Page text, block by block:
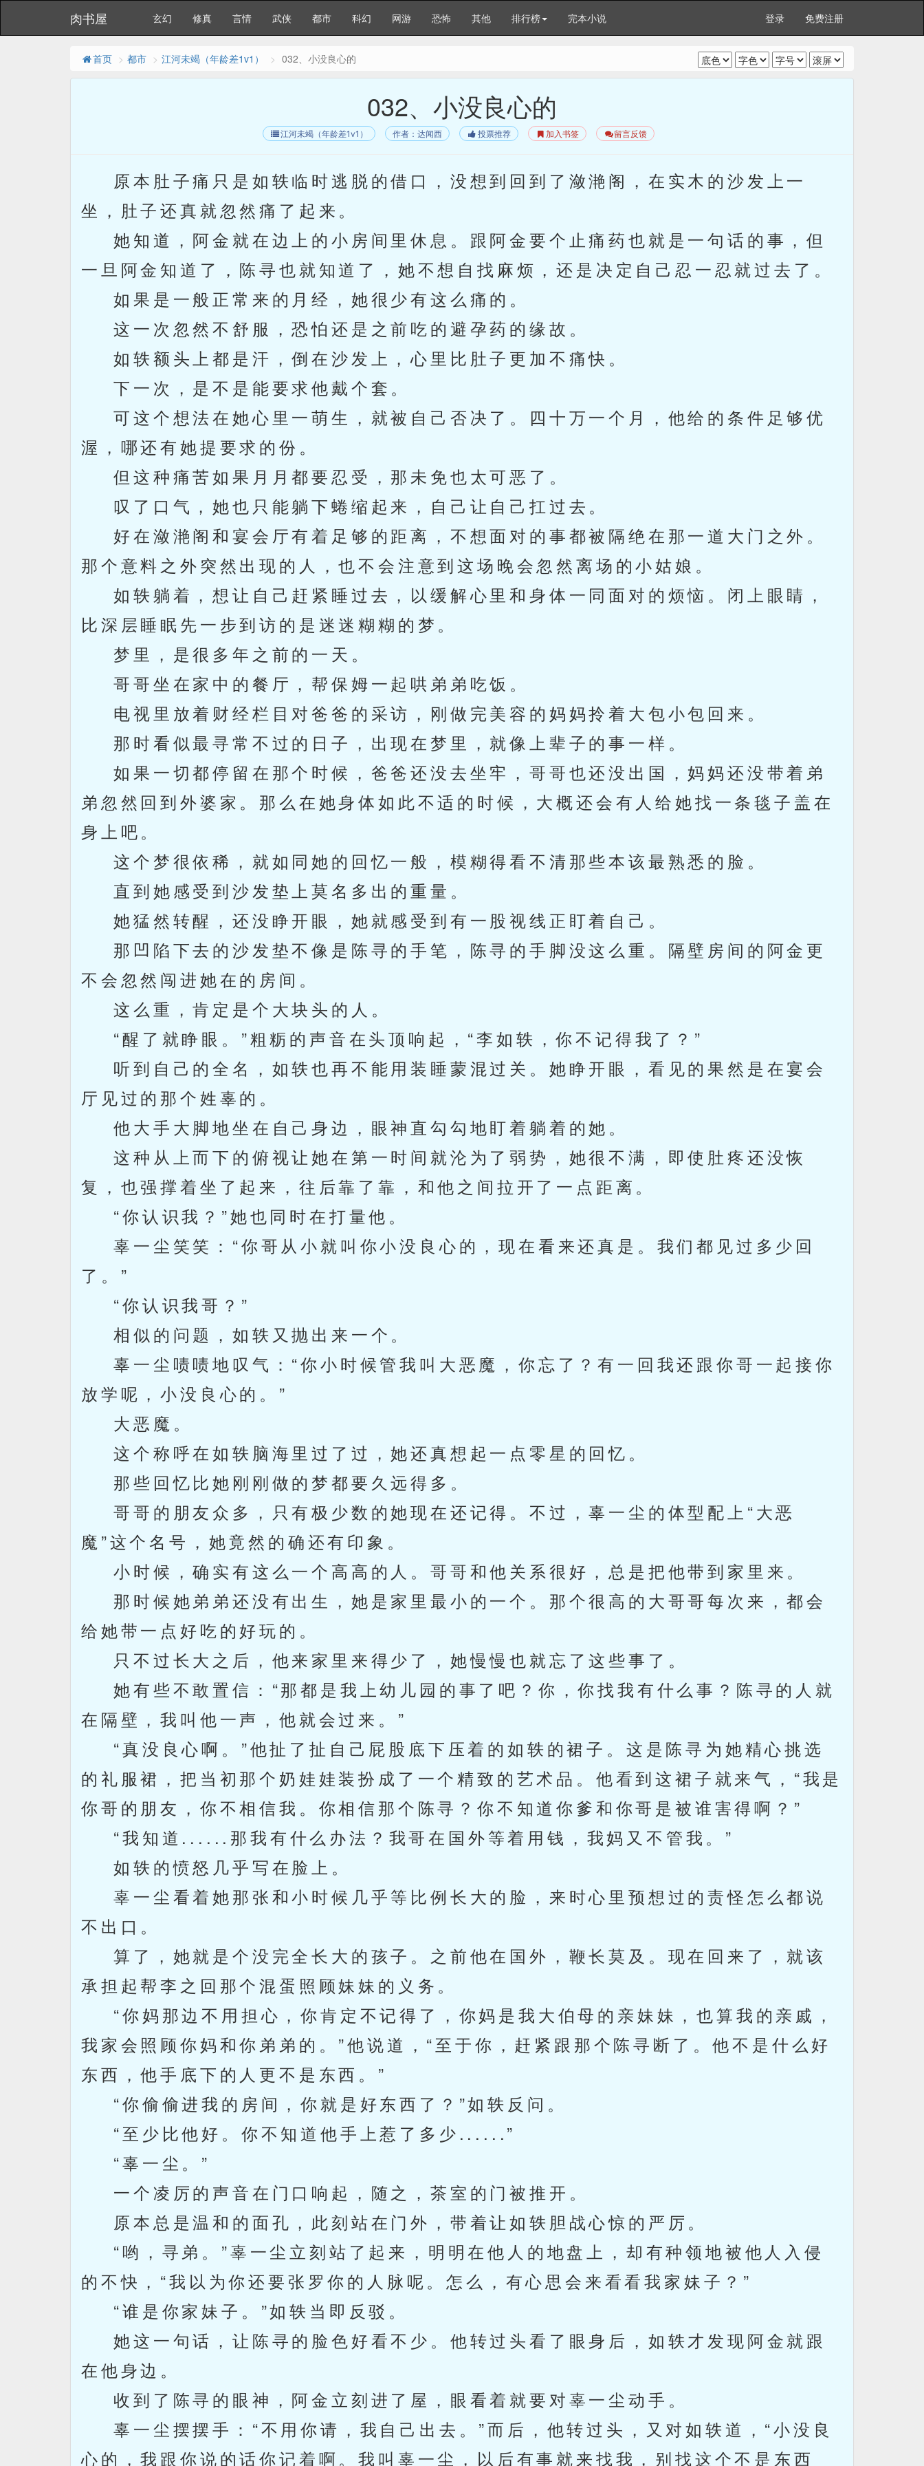
肉书屋 玄幻 修真 言情 武侠 都市 科幻 网游 恐怖 其他 排行榜 完本小说 登录 免费注册
首页 都市 江河未竭（年龄差1v1） 032、小没良心的
032、小没良心的
江河未竭（年龄差1v1） 作者：达闻西 投票推荐 加入书签 留言反馈
原本肚子痛只是如轶临时逃脱的借口，没想到回到了潋滟阁，在实木的沙发上一
坐，肚子还真就忽然痛了起来。
她知道，阿金就在边上的小房间里休息。跟阿金要个止痛药也就是一句话的事，但
一旦阿金知道了，陈寻也就知道了，她不想自找麻烦，还是决定自己忍一忍就过去了。
如果是一般正常来的月经，她很少有这么痛的。
这一次忽然不舒服，恐怕还是之前吃的避孕药的缘故。
如轶额头上都是汗，倒在沙发上，心里比肚子更加不痛快。
下一次，是不是能要求他戴个套。
可这个想法在她心里一萌生，就被自己否决了。四十万一个月，他给的条件足够优
渥，哪还有她提要求的份。
但这种痛苦如果月月都要忍受，那未免也太可恶了。
叹了口气，她也只能躺下蜷缩起来，自己让自己扛过去。
好在潋滟阁和宴会厅有着足够的距离，不想面对的事都被隔绝在那一道大门之外。
那个意料之外突然出现的人，也不会注意到这场晚会忽然离场的小姑娘。
如轶躺着，想让自己赶紧睡过去，以缓解心里和身体一同面对的烦恼。闭上眼睛，
比深层睡眠先一步到访的是迷迷糊糊的梦。
梦里，是很多年之前的一天。
哥哥坐在家中的餐厅，帮保姆一起哄弟弟吃饭。
电视里放着财经栏目对爸爸的采访，刚做完美容的妈妈拎着大包小包回来。
那时看似最寻常不过的日子，出现在梦里，就像上辈子的事一样。
如果一切都停留在那个时候，爸爸还没去坐牢，哥哥也还没出国，妈妈还没带着弟
弟忽然回到外婆家。那么在她身体如此不适的时候，大概还会有人给她找一条毯子盖在
身上吧。
这个梦很依稀，就如同她的回忆一般，模糊得看不清那些本该最熟悉的脸。
直到她感受到沙发垫上莫名多出的重量。
她猛然转醒，还没睁开眼，她就感受到有一股视线正盯着自己。
那凹陷下去的沙发垫不像是陈寻的手笔，陈寻的手脚没这么重。隔壁房间的阿金更
不会忽然闯进她在的房间。
这么重，肯定是个大块头的人。
“醒了就睁眼。”粗粝的声音在头顶响起，“李如轶，你不记得我了？”
听到自己的全名，如轶也再不能用装睡蒙混过关。她睁开眼，看见的果然是在宴会
厅见过的那个姓辜的。
他大手大脚地坐在自己身边，眼神直勾勾地盯着躺着的她。
这种从上而下的俯视让她在第一时间就沦为了弱势，她很不满，即使肚疼还没恢
复，也强撑着坐了起来，往后靠了靠，和他之间拉开了一点距离。
“你认识我？”她也同时在打量他。
辜一尘笑笑：“你哥从小就叫你小没良心的，现在看来还真是。我们都见过多少回
了。”
“你认识我哥？”
相似的问题，如轶又抛出来一个。
辜一尘啧啧地叹气：“你小时候管我叫大恶魔，你忘了？有一回我还跟你哥一起接你
放学呢，小没良心的。”
大恶魔。
这个称呼在如轶脑海里过了过，她还真想起一点零星的回忆。
那些回忆比她刚刚做的梦都要久远得多。
哥哥的朋友众多，只有极少数的她现在还记得。不过，辜一尘的体型配上“大恶
魔”这个名号，她竟然的确还有印象。
小时候，确实有这么一个高高的人。哥哥和他关系很好，总是把他带到家里来。
那时候她弟弟还没有出生，她是家里最小的一个。那个很高的大哥哥每次来，都会
给她带一点好吃的好玩的。
只不过长大之后，他来家里来得少了，她慢慢也就忘了这些事了。
她有些不敢置信：“那都是我上幼儿园的事了吧？你，你找我有什么事？陈寻的人就
在隔壁，我叫他一声，他就会过来。”
“真没良心啊。”他扯了扯自己屁股底下压着的如轶的裙子。这是陈寻为她精心挑选
的礼服裙，把当初那个奶娃娃装扮成了一个精致的艺术品。他看到这裙子就来气，“我是
你哥的朋友，你不相信我。你相信那个陈寻？你不知道你爹和你哥是被谁害得啊？”
“我知道......那我有什么办法？我哥在国外等着用钱，我妈又不管我。”
如轶的愤怒几乎写在脸上。
辜一尘看着她那张和小时候几乎等比例长大的脸，来时心里预想过的责怪怎么都说
不出口。
算了，她就是个没完全长大的孩子。之前他在国外，鞭长莫及。现在回来了，就该
承担起帮李之回那个混蛋照顾妹妹的义务。
“你妈那边不用担心，你肯定不记得了，你妈是我大伯母的亲妹妹，也算我的亲戚，
我家会照顾你妈和你弟弟的。”他说道，“至于你，赶紧跟那个陈寻断了。他不是什么好
东西，他手底下的人更不是东西。”
“你偷偷进我的房间，你就是好东西了？”如轶反问。
“至少比他好。你不知道他手上惹了多少......”
“辜一尘。”
一个凌厉的声音在门口响起，随之，茶室的门被推开。
原本总是温和的面孔，此刻站在门外，带着让如轶胆战心惊的严厉。
“哟，寻弟。”辜一尘立刻站了起来，明明在他人的地盘上，却有种领地被他人入侵
的不快，“我以为你还要张罗你的人脉呢。怎么，有心思会来看看我家妹子？”
“谁是你家妹子。”如轶当即反驳。
她这一句话，让陈寻的脸色好看不少。他转过头看了眼身后，如轶才发现阿金就跟
在他身边。
收到了陈寻的眼神，阿金立刻进了屋，眼看着就要对辜一尘动手。
辜一尘摆摆手：“不用你请，我自己出去。”而后，他转过头，又对如轶道，“小没良
心的，我跟你说的话你记着啊。我叫辜一尘，以后有事就来找我，别找这个不是东西